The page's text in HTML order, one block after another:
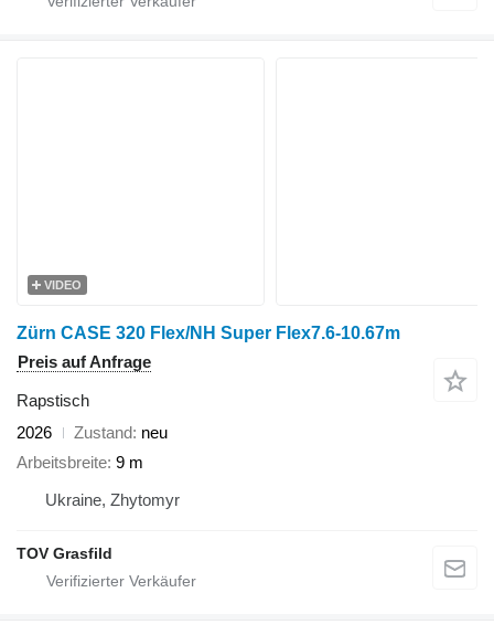
VIDEO
Zürn CASE 320 Flex/NH Super Flex7.6-10.67m
Preis auf Anfrage
Rapstisch
2026
Zustand neu
Arbeitsbreite 9 m
Ukraine, Zhytomyr
TOV Grasfild